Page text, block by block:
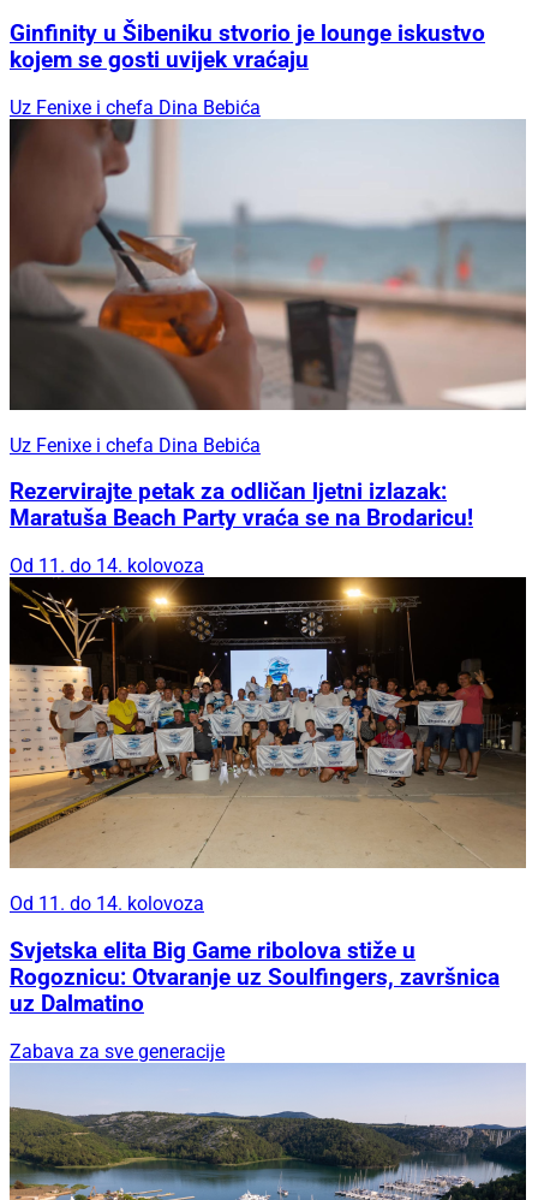
Ginfinity u Šibeniku stvorio je lounge iskustvo
kojem se gosti uvijek vraćaju
Uz Fenixe i chefa Dina Bebića
Uz Fenixe i chefa Dina Bebića
Rezervirajte petak za odličan ljetni izlazak:
Maratuša Beach Party vraća se na Brodaricu!
Od 11. do 14. kolovoza
Od 11. do 14. kolovoza
Svjetska elita Big Game ribolova stiže u
Rogoznicu: Otvaranje uz Soulfingers, završnica
uz Dalmatino
Zabava za sve generacije